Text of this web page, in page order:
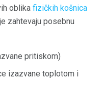
oblika fizičkih košnica
zahtevaju posebnu
pritiskom)
izazvane toplotom i